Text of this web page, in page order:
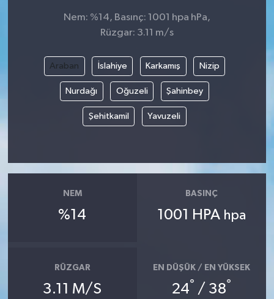
Nem: %14, Basınç: 1001 hpa hPa,
Rüzgar: 3.11 m/s
Araban İslahiye Karkamış Nizip
Nurdağı Oğuzeli Şahinbey
Şehitkamil Yavuzeli
NEM
%14
BASINÇ
1001 HPA hpa
RÜZGAR
3.11 M/S
EN DÜŞÜK / EN YÜKSEK
24° / 38°